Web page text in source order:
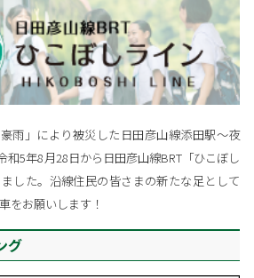
豪雨」により被災した日田彦山線添田駅～夜
和5年8月28日から日田彦山線BRT「ひこぼし
した。沿線住民の皆さまの新たな足として
をお願いします！
グ